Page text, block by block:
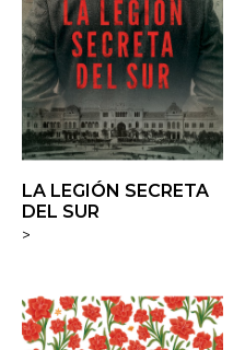
LA LEGIÓN SECRETA
DEL SUR
>